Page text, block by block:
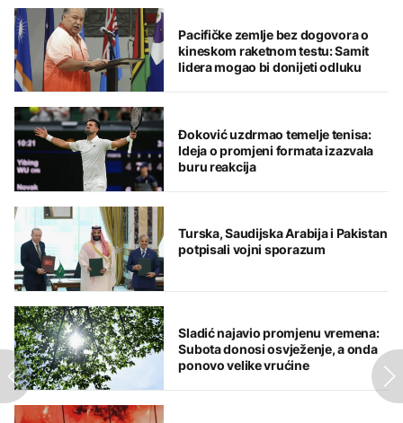
Pacifičke zemlje bez dogovora o
kineskom raketnom testu: Samit
lidera mogao bi donijeti odluku
Đoković uzdrmao temelje tenisa:
Ideja o promjeni formata izazvala
buru reakcija
Turska, Saudijska Arabija i Pakistan
potpisali vojni sporazum
Sladić najavio promjenu vremena:
Subota donosi osvježenje, a onda
ponovo velike vrućine